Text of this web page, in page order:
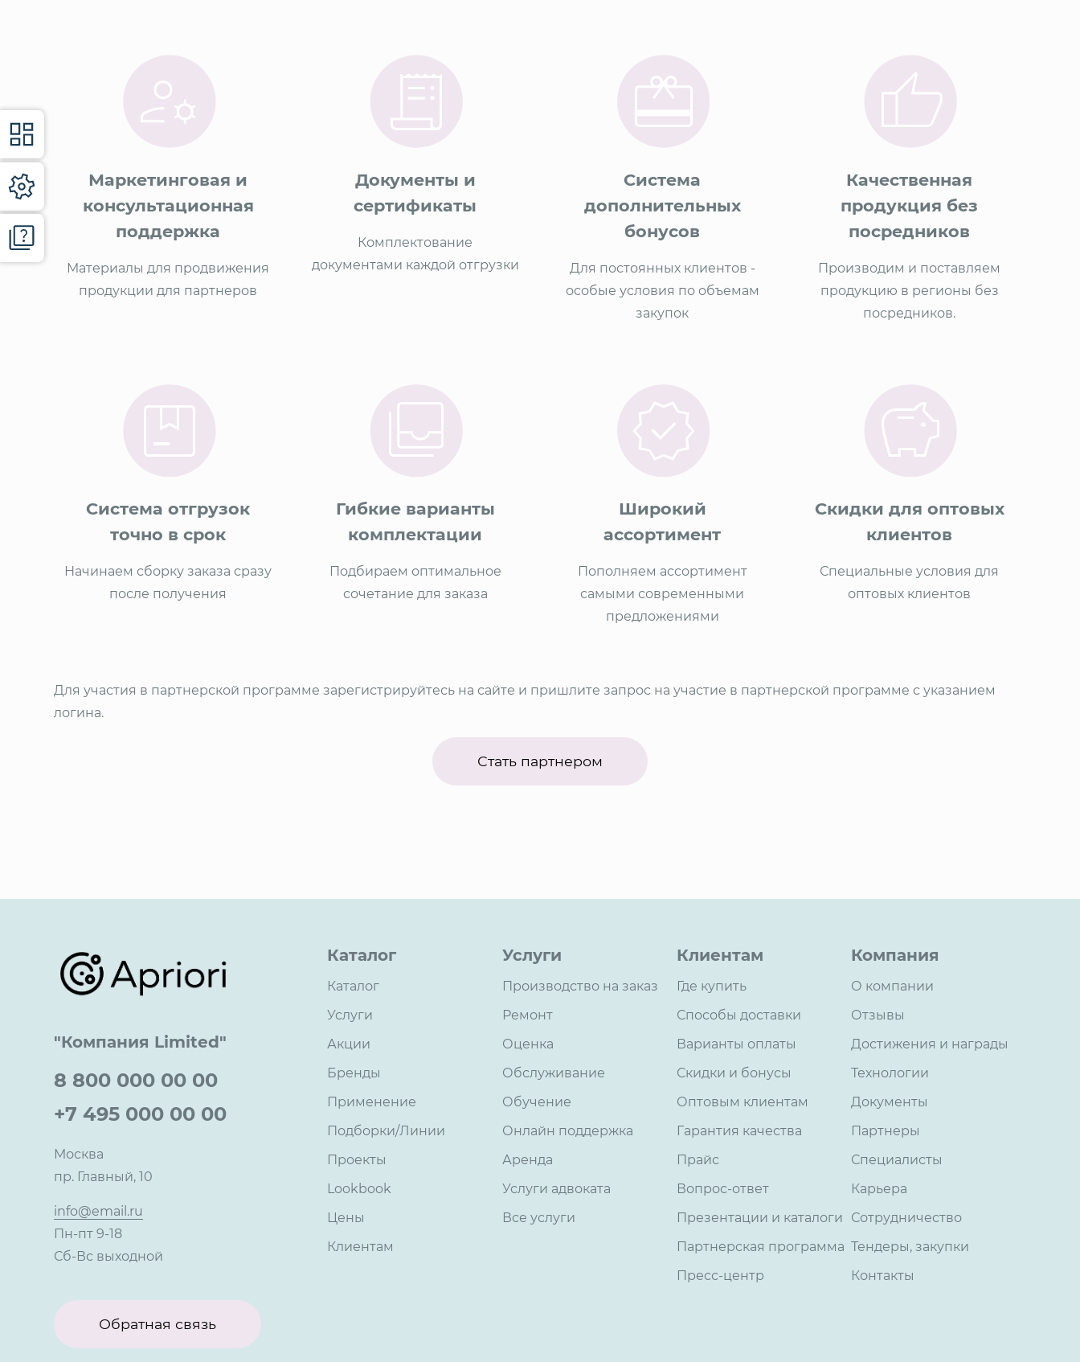
Маркетинговая и
консультационная
поддержка
Материалы для продвижения
продукции для партнеров
Документы и
сертификаты
Комплектование
документами каждой отгрузки
Система
дополнительных
бонусов
Для постоянных клиентов -
особые условия по объемам
закупок
Качественная
продукция без
посредников
Производим и поставляем
продукцию в регионы без
посредников.
Система отгрузок
точно в срок
Начинаем сборку заказа сразу
после получения
Гибкие варианты
комплектации
Подбираем оптимальное
сочетание для заказа
Широкий
ассортимент
Пополняем ассортимент
самыми современными
предложениями
Скидки для оптовых
клиентов
Специальные условия для
оптовых клиентов
Для участия в партнерской программе зарегистрируйтесь на сайте и пришлите запрос на участие в партнерской программе с указанием
логина.
Стать партнером
"Компания Limited"
8 800 000 00 00
+7 495 000 00 00
Москва
пр. Главный, 10
info@email.ru
Пн-пт 9-18
Сб-Вс выходной
Обратная связь
Каталог
Каталог
Услуги
Акции
Бренды
Применение
Подборки/Линии
Проекты
Lookbook
Цены
Клиентам
Услуги
Производство на заказ
Ремонт
Оценка
Обслуживание
Обучение
Онлайн поддержка
Аренда
Услуги адвоката
Все услуги
Клиентам
Где купить
Способы доставки
Варианты оплаты
Скидки и бонусы
Оптовым клиентам
Гарантия качества
Прайс
Вопрос-ответ
Презентации и каталоги
Партнерская программа
Пресс-центр
Компания
О компании
Отзывы
Достижения и награды
Технологии
Документы
Партнеры
Специалисты
Карьера
Сотрудничество
Тендеры, закупки
Контакты